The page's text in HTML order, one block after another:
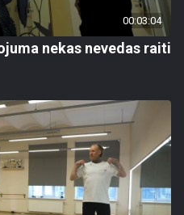
00:03:04
nekas nevedas raiti